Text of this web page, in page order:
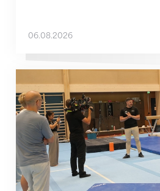
06.08.2026
Mit klaren Zielen nach Zagreb